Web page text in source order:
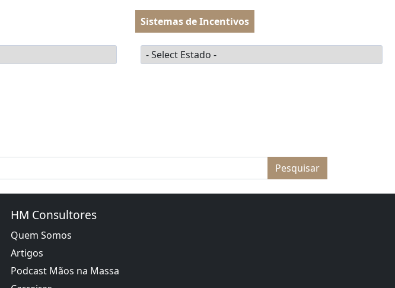
Sistemas de Incentivos
Estado
HM Consultores
Quem Somos
Artigos
Podcast Mãos na Massa